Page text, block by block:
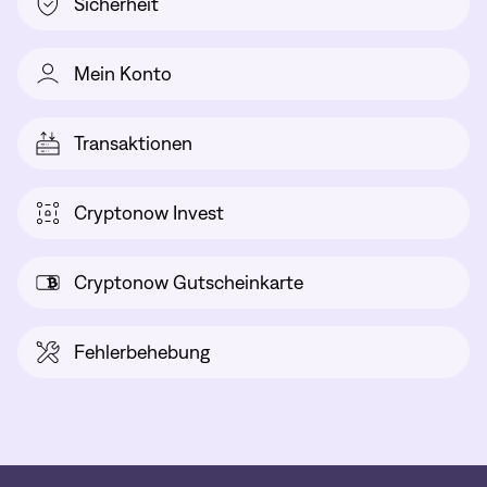
Sicherheit
Mein Konto
Transaktionen
Cryptonow Invest
Cryptonow Gutscheinkarte
Fehlerbehebung